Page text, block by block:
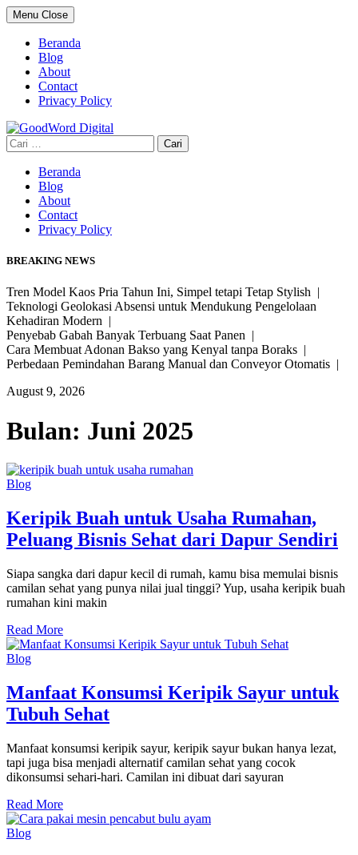
Skip
to
content
Menu Close
Beranda
Blog
About
Contact
Privacy Policy
Cari
untuk:
Beranda
Blog
About
Contact
Privacy Policy
BREAKING NEWS
Tren Model Kaos Pria Tahun Ini, Simpel tetapi Tetap Stylish |
Teknologi Geolokasi Absensi untuk Mendukung Pengelolaan
Kehadiran Modern |
Penyebab Gabah Banyak Terbuang Saat Panen |
Cara Membuat Adonan Bakso yang Kenyal tanpa Boraks |
Perbedaan Pemindahan Barang Manual dan Conveyor Otomatis |
August 9, 2026
Bulan: Juni 2025
Blog
Keripik Buah untuk Usaha Rumahan,
Peluang Bisnis Sehat dari Dapur Sendiri
Siapa sangka dari dapur kecil di rumah, kamu bisa memulai bisnis
camilan sehat yang punya nilai jual tinggi? Yup, usaha keripik buah
rumahan kini makin
Read More
Blog
Manfaat Konsumsi Keripik Sayur untuk
Tubuh Sehat
Manfaat konsumsi keripik sayur, keripik sayur bukan hanya lezat,
tapi juga bisa menjadi alternatif camilan sehat yang cocok
dikonsumsi sehari-hari. Camilan ini dibuat dari sayuran
Read More
Blog